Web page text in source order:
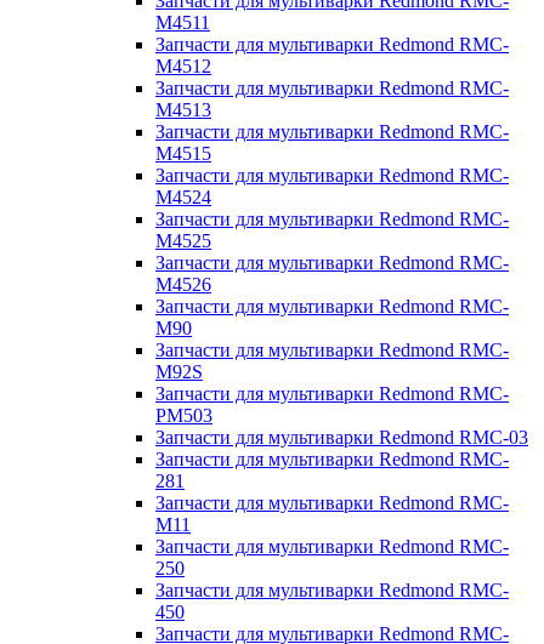
M4511
Запчасти для мультиварки Redmond RMC-
M4512
Запчасти для мультиварки Redmond RMC-
M4513
Запчасти для мультиварки Redmond RMC-
M4515
Запчасти для мультиварки Redmond RMC-
M4524
Запчасти для мультиварки Redmond RMC-
M4525
Запчасти для мультиварки Redmond RMC-
M4526
Запчасти для мультиварки Redmond RMC-
M90
Запчасти для мультиварки Redmond RMC-
M92S
Запчасти для мультиварки Redmond RMC-
PM503
Запчасти для мультиварки Redmond RMC-03
Запчасти для мультиварки Redmond RMC-
281
Запчасти для мультиварки Redmond RMC-
M11
Запчасти для мультиварки Redmond RMC-
250
Запчасти для мультиварки Redmond RMC-
450
Запчасти для мультиварки Redmond RMC-